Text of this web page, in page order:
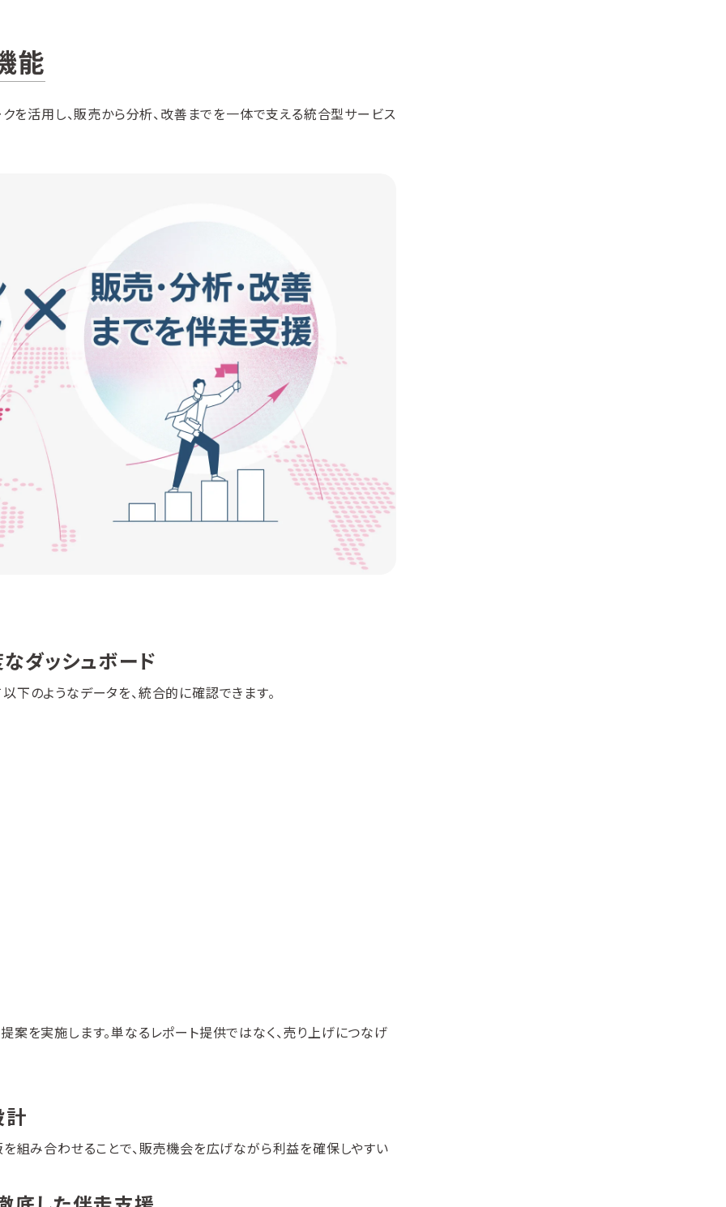
能
を活用し、販売から分析、改善までを一体で支える統合型サービス
ダッシュボード
のようなデータを、統合的に確認できます。
を実施します。単なるレポート提供ではなく、売り上げにつなげ
計
組み合わせることで、販売機会を広げながら利益を確保しやすい